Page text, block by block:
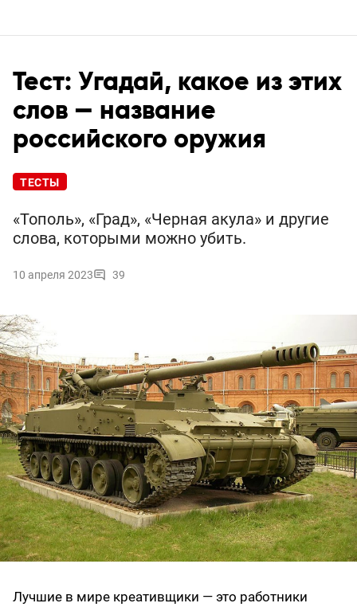
Тест: Угадай, какое из этих
слов — название
российского оружия
ТЕСТЫ
«Тополь», «Град», «Черная акула» и другие
слова, которыми можно убить.
10 апреля 2023 39
Лучшие в мире креативщики — это работники